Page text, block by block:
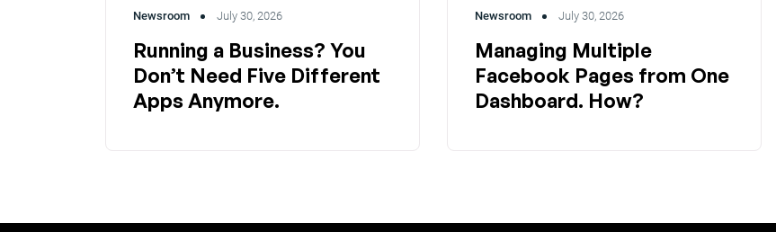
Newsroom July 30, 2026
Running a Business? You
Don’t Need Five Different
Apps Anymore.
Newsroom July 30, 2026
Managing Multiple
Facebook Pages from One
Dashboard. How?